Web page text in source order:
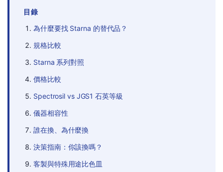
目錄
為什麼要找 Starna 的替代品？
規格比較
Starna 系列對照
價格比較
Spectrosil vs JGS1 石英等級
儀器相容性
誰在換、為什麼換
決策指南：你該換嗎？
客製與特殊用途比色皿